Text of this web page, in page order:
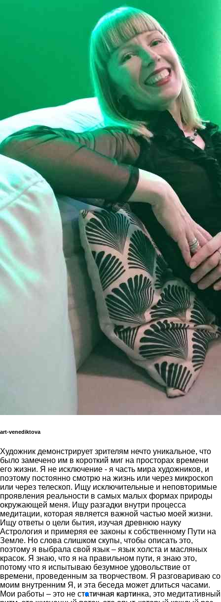
art-venediktova
Художник демонстрирует зрителям нечто уникальное, что
было замечено им в короткий миг на просторах времени
его жизни. Я не исключение - я часть мира художников, и
поэтому постоянно смотрю на жизнь или через микроскоп
или через телескоп. Ищу исключительные и неповторимые
проявления реальности в самых малых формах природы
окружающей меня. Ищу разгадки внутри процесса
медитации, которая является важной частью моей жизни.
Ищу ответы о цели бытия, изучая древнюю науку
Астрология и примеряя ее законы к собственному Пути на
Земле. Но слова слишком скупы, чтобы описать это,
поэтому я выбрала свой язык – язык холста и масляных
красок. Я знаю, что я на правильном пути, я знаю это,
потому что я испытываю безумное удовольствие от
времени, проведенным за творчеством. Я разговариваю со
моим внутренним Я, и эта беседа может длиться часами.
Мои работы – это не статичная картинка, это медитативный